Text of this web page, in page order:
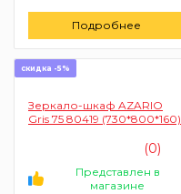
Подробнее
скидка -5%
Зеркало-шкаф AZARIO
Gris 75 80419 (730*800*160)
(0)
Представлен в
магазине